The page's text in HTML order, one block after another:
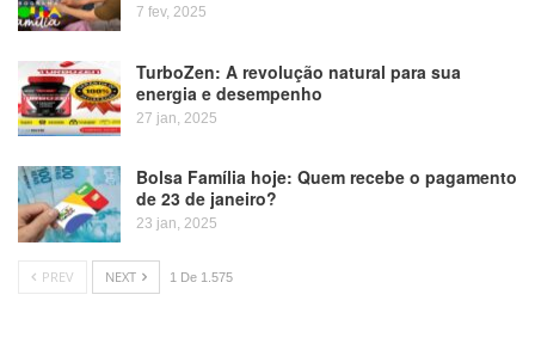
7 fev, 2025
TurboZen: A revolução natural para sua
energia e desempenho
27 jan, 2025
Bolsa Família hoje: Quem recebe o pagamento
de 23 de janeiro?
23 jan, 2025
PREV NEXT 1 De 1.575